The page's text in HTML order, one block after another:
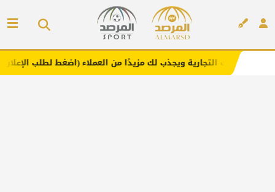
ويجذب لك مزيدًا من العملاء (اضغط لطلب الإعلان)